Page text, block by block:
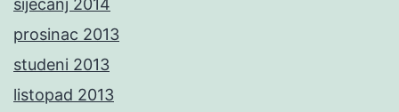
siječanj 2014
prosinac 2013
studeni 2013
listopad 2013